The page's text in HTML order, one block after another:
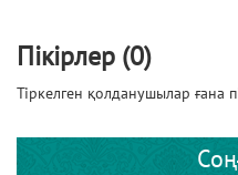
Пікірлер (0)
Тіркелген қолданушылар ғана